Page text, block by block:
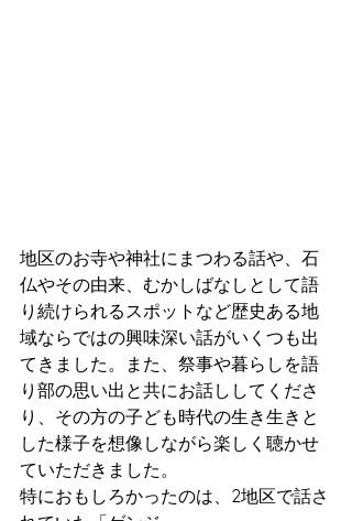
地区のお寺や神社にまつわる話や、石
仏やその由来、むかしばなしとして語
り続けられるスポットなど歴史ある地
域ならではの興味深い話がいくつも出
てきました。また、祭事や暮らしを語
り部の思い出と共にお話ししてくださ
り、その方の子ども時代の生き生きと
した様子を想像しながら楽しく聴かせ
ていただきました。
特におもしろかったのは、2地区で話さ